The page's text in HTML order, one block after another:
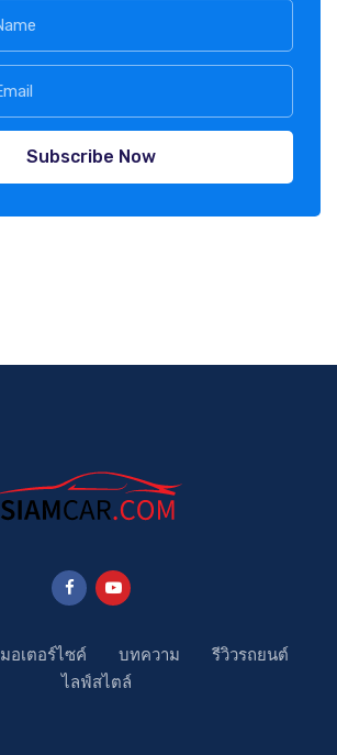
Subscribe Now
มอเตอร์ไซค์ บทความ
รีวิวรถยนต์
ไลฟ์สไตล์